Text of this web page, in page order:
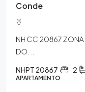
Conde
NH CC 20867 ZONA
DO...
NHPT 20867 2
APARTAMENTO